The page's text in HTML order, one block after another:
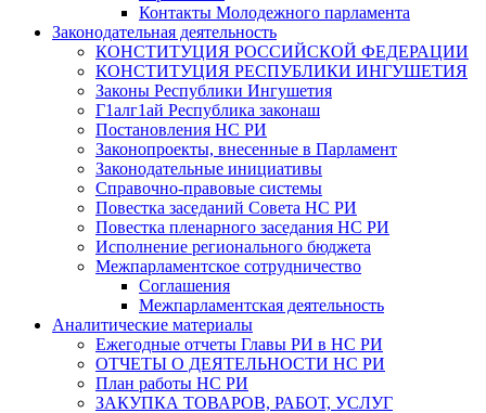
Контакты Молодежного парламента
Законодательная деятельность
КОНСТИТУЦИЯ РОССИЙСКОЙ ФЕДЕРАЦИИ
КОНСТИТУЦИЯ РЕСПУБЛИКИ ИНГУШЕТИЯ
Законы Республики Ингушетия
Г1алг1ай Республика законаш
Постановления НС РИ
Законопроекты, внесенные в Парламент
Законодательные инициативы
Справочно-правовые системы
Повестка заседаний Совета НС РИ
Повестка пленарного заседания НС РИ
Исполнение регионального бюджета
Межпарламентское сотрудничество
Соглашения
Межпарламентская деятельность
Аналитические материалы
Ежегодные отчеты Главы РИ в НС РИ
ОТЧЕТЫ О ДЕЯТЕЛЬНОСТИ НС РИ
План работы НС РИ
ЗАКУПКА ТОВАРОВ, РАБОТ, УСЛУГ